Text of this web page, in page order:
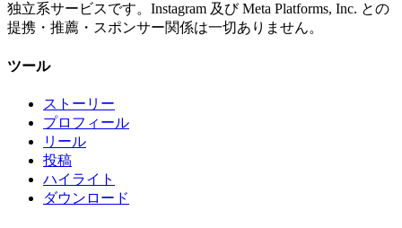
独立系サービスです。Instagram 及び Meta Platforms, Inc. との
提携・推薦・スポンサー関係は一切ありません。
ツール
ストーリー
プロフィール
リール
投稿
ハイライト
ダウンロード